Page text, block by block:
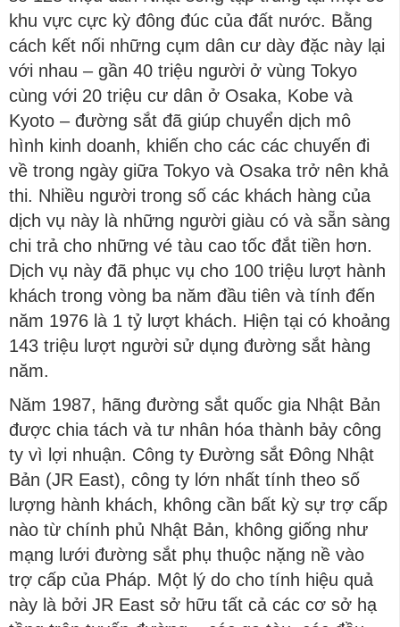
khu vực cực kỳ đông đúc của đất nước. Bằng
cách kết nối những cụm dân cư dày đặc này lại
với nhau – gần 40 triệu người ở vùng Tokyo
cùng với 20 triệu cư dân ở Osaka, Kobe và
Kyoto – đường sắt đã giúp chuyển dịch mô
hình kinh doanh, khiến cho các các chuyến đi
về trong ngày giữa Tokyo và Osaka trở nên khả
thi. Nhiều người trong số các khách hàng của
dịch vụ này là những người giàu có và sẵn sàng
chi trả cho những vé tàu cao tốc đắt tiền hơn.
Dịch vụ này đã phục vụ cho 100 triệu lượt hành
khách trong vòng ba năm đầu tiên và tính đến
năm 1976 là 1 tỷ lượt khách. Hiện tại có khoảng
143 triệu lượt người sử dụng đường sắt hàng
năm.
Năm 1987, hãng đường sắt quốc gia Nhật Bản
được chia tách và tư nhân hóa thành bảy công
ty vì lợi nhuận. Công ty Đường sắt Đông Nhật
Bản (JR East), công ty lớn nhất tính theo số
lượng hành khách, không cần bất kỳ sự trợ cấp
nào từ chính phủ Nhật Bản, không giống như
mạng lưới đường sắt phụ thuộc nặng nề vào
trợ cấp của Pháp. Một lý do cho tính hiệu quả
này là bởi JR East sở hữu tất cả các cơ sở hạ